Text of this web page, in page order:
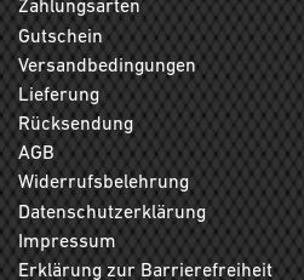
Zahlungsarten
Gutschein
Versandbedingungen
Lieferung
Rücksendung
AGB
Widerrufsbelehrung
Datenschutzerklärung
Impressum
Erklärung zur Barrierefreiheit